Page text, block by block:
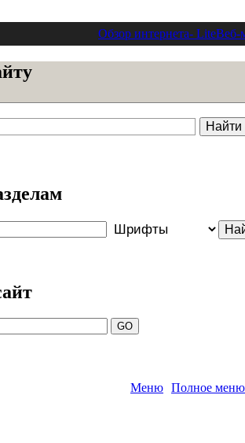
Обзор интернета- LiteВеб-
Меню Полное меню